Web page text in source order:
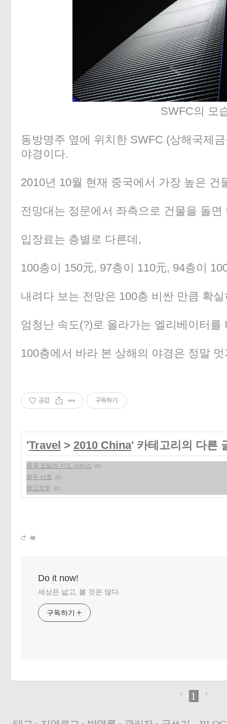
SWFC의 모
동방명주 옆에 위치한 SWFC (상해국제
야경이다.
2010년 10월 현재 중국에서 가장 높은 건
전망대는 정문에서 좌측으로 건물을 돌면
입장료는 층별로 다른데,
100층이 150元, 97층이 110元, 94층이
내려다 보는 전망은 100층 비싼 만큼 확
엄청난 속도(?)로 올라가는 엘리베이터를
100층에서 바라 본 상해의 야경은 정말
공감 구독하기
'Travel > 2010 China' 카테고리의 다른
중국 포탈의 지도 서비스 (0)
항주 서호 (0)
浙江大学 (0)
Do it now!
세상은 넓고, 볼 것은 많다.
구독하기
1